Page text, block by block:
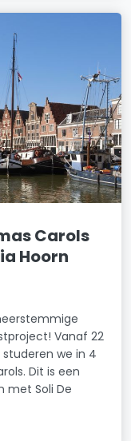
Carols
Hoorn
Vanaf 22
we in 4
Dit is een
met Soli De